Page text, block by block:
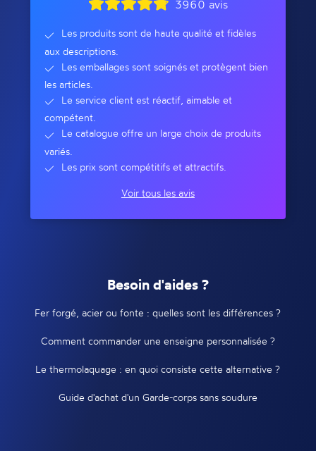
3960 avis
Les produits sont de haute qualité et fidèles
aux descriptions.
Les emballages sont soignés et protègent bien
les articles.
Le service client est réactif, aimable et
compétent.
Le catalogue offre un large choix de produits
variés.
Les prix sont compétitifs et attractifs.
Voir tous les avis
Besoin d'aides ?
Fer forgé, acier ou fonte : quelles sont les différences ?
Comment commander une enseigne personnalisée ?
Le thermolaquage : en quoi consiste cette alternative ?
Guide d'achat d'un Garde-corps sans soudure